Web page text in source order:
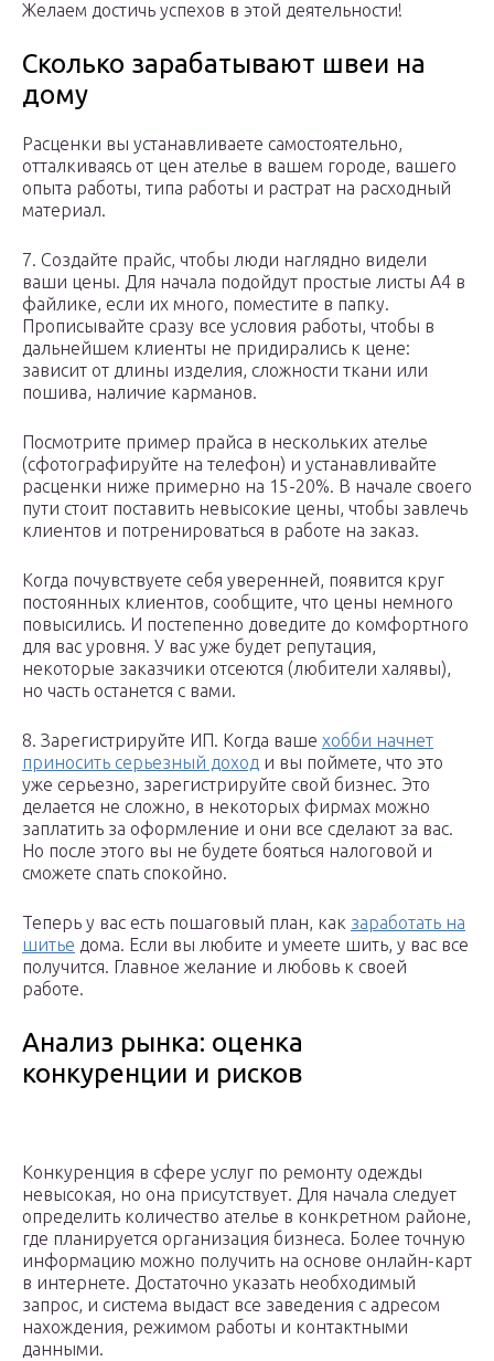
Желаем достичь успехов в этой деятельности!
Сколько зарабатывают швеи на
дому
Расценки вы устанавливаете самостоятельно,
отталкиваясь от цен ателье в вашем городе, вашего
опыта работы, типа работы и растрат на расходный
материал.
7. Создайте прайс, чтобы люди наглядно видели
ваши цены. Для начала подойдут простые листы А4 в
файлике, если их много, поместите в папку.
Прописывайте сразу все условия работы, чтобы в
дальнейшем клиенты не придирались к цене:
зависит от длины изделия, сложности ткани или
пошива, наличие карманов.
Посмотрите пример прайса в нескольких ателье
(сфотографируйте на телефон) и устанавливайте
расценки ниже примерно на 15-20%. В начале своего
пути стоит поставить невысокие цены, чтобы завлечь
клиентов и потренироваться в работе на заказ.
Когда почувствуете себя уверенней, появится круг
постоянных клиентов, сообщите, что цены немного
повысились. И постепенно доведите до комфортного
для вас уровня. У вас уже будет репутация,
некоторые заказчики отсеются (любители халявы),
но часть останется с вами.
8. Зарегистрируйте ИП. Когда ваше хобби начнет
приносить серьезный доход и вы поймете, что это
уже серьезно, зарегистрируйте свой бизнес. Это
делается не сложно, в некоторых фирмах можно
заплатить за оформление и они все сделают за вас.
Но после этого вы не будете бояться налоговой и
сможете спать спокойно.
Теперь у вас есть пошаговый план, как заработать на
шитье дома. Если вы любите и умеете шить, у вас все
получится. Главное желание и любовь к своей
работе.
Анализ рынка: оценка
конкуренции и рисков
Конкуренция в сфере услуг по ремонту одежды
невысокая, но она присутствует. Для начала следует
определить количество ателье в конкретном районе,
где планируется организация бизнеса. Более точную
информацию можно получить на основе онлайн-карт
в интернете. Достаточно указать необходимый
запрос, и система выдаст все заведения с адресом
нахождения, режимом работы и контактными
данными.